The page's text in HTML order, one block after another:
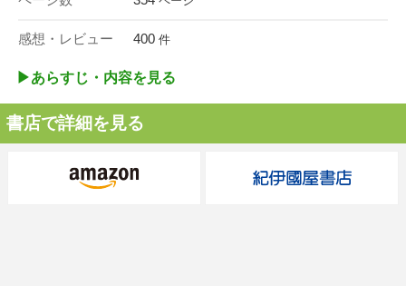
感想・レビュー 400 件
▶︎あらすじ・内容を見る
書店で詳細を見る